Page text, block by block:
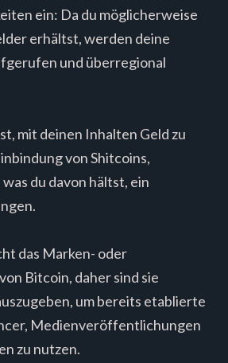
ein: Da du möglicherweise
erhältst, werden deine
und überregional
mit deinen Inhalten Geld zu
von Shitcoins,
du davon hältst, ein
das Marken- oder
Bitcoin, daher sind sie
um bereits etablierte
Medienveröffentlichungen
zu nutzen.